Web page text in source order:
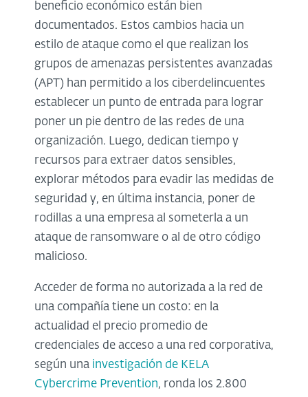
beneficio económico están bien
documentados. Estos cambios hacia un
estilo de ataque como el que realizan los
grupos de amenazas persistentes avanzadas
(APT) han permitido a los ciberdelincuentes
establecer un punto de entrada para lograr
poner un pie dentro de las redes de una
organización. Luego, dedican tiempo y
recursos para extraer datos sensibles,
explorar métodos para evadir las medidas de
seguridad y, en última instancia, poner de
rodillas a una empresa al someterla a un
ataque de ransomware o al de otro código
malicioso.
Acceder de forma no autorizada a la red de
una compañía tiene un costo: en la
actualidad el precio promedio de
credenciales de acceso a una red corporativa,
según una investigación de KELA
Cybercrime Prevention, ronda los 2.800